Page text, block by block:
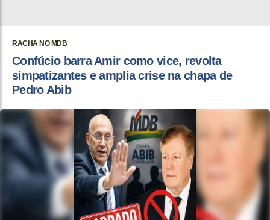
RACHA NO MDB
Confúcio barra Amir como vice, revolta
simpatizantes e amplia crise na chapa de
Pedro Abib